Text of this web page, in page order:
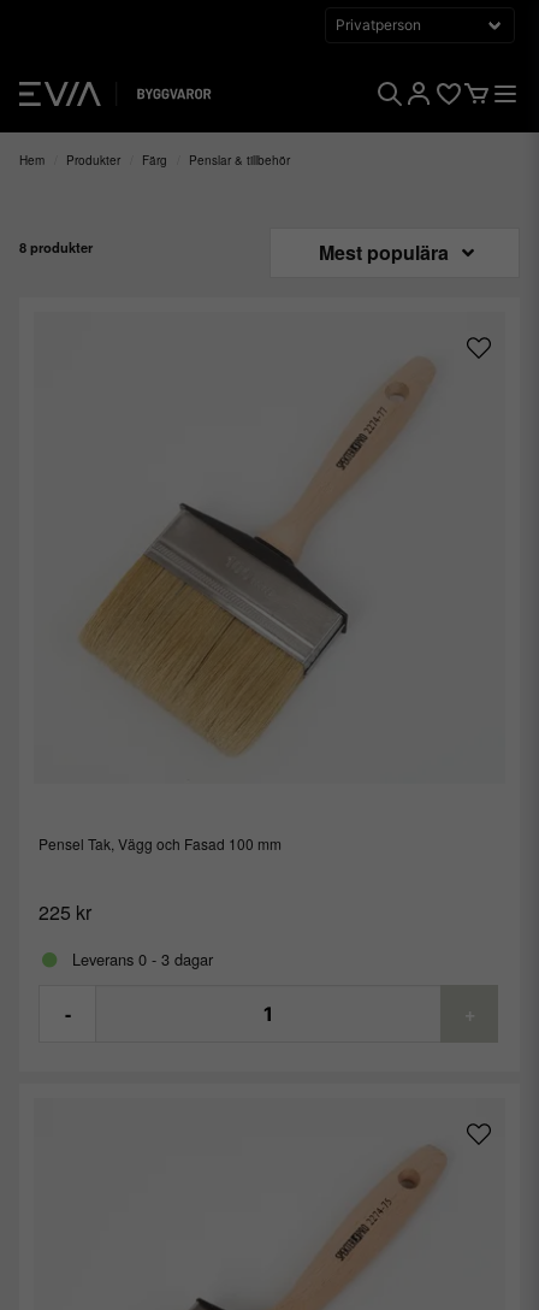
Hem Produkter Färg Penslar & tillbehör
8 produkter Mest populära
Pensel Tak, Vägg och Fasad 100 mm
225 kr
Leverans 0 - 3 dagar
- +